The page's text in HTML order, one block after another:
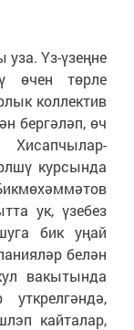
Үз-үзеңне
өчен төрле
коллектив
бергәләп, өч
курсында
ук, үзебез
бик уңай
белән
вакытында
кайталар,